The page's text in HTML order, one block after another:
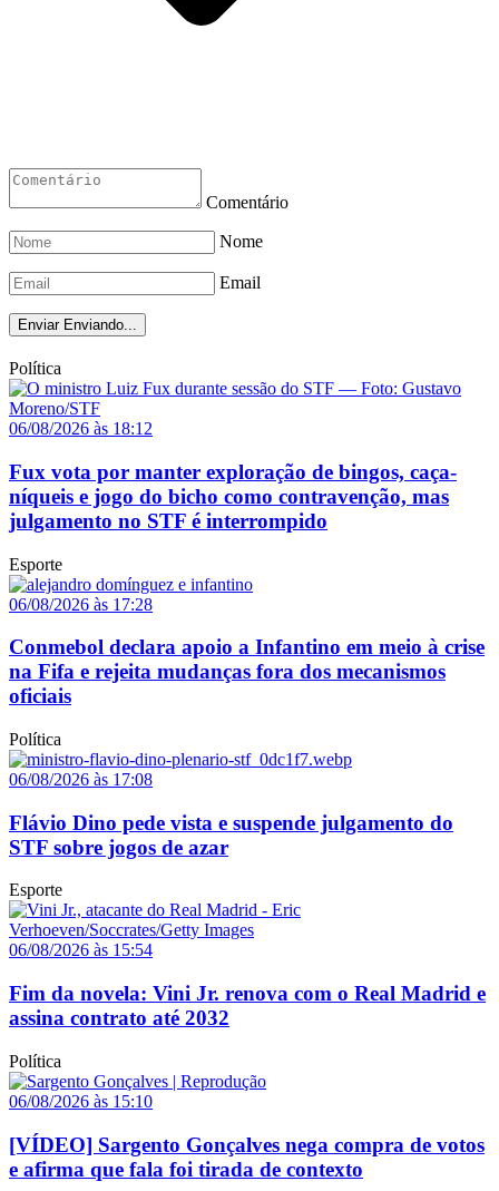
Comentário
Nome
Email
Enviar Enviando...
Política
06/08/2026 às 18:12
Fux vota por manter exploração de bingos, caça-
níqueis e jogo do bicho como contravenção, mas
julgamento no STF é interrompido
Esporte
06/08/2026 às 17:28
Conmebol declara apoio a Infantino em meio à crise
na Fifa e rejeita mudanças fora dos mecanismos
oficiais
Política
06/08/2026 às 17:08
Flávio Dino pede vista e suspende julgamento do
STF sobre jogos de azar
Esporte
06/08/2026 às 15:54
Fim da novela: Vini Jr. renova com o Real Madrid e
assina contrato até 2032
Política
06/08/2026 às 15:10
[VÍDEO] Sargento Gonçalves nega compra de votos
e afirma que fala foi tirada de contexto